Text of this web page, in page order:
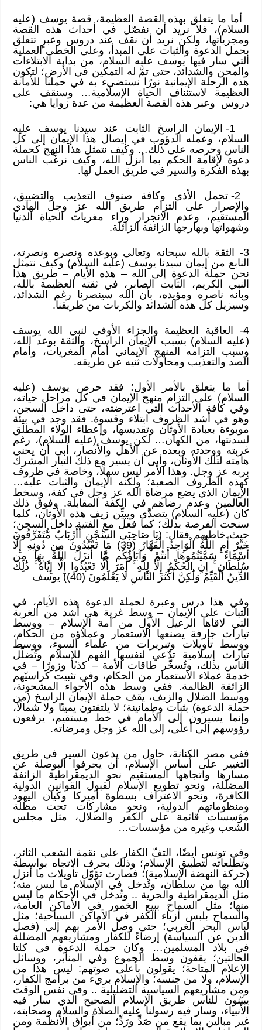
أما ما يتعلق بهذه القصة العظيمة، قصة يوسف (عليه
السلام)، فلا نريد أن نفصّل في أحداث هذه القصة
ومجرياتها، ولكن نريد أن نقف عند دروس وعبرٍ تتعلق
بحمل الدعوة والثبات على المبدأ، وعلى الخطى العملية
التي سار فيها يوسف عليه السلام، من بداية الابتلاءات
والمحن والشدائد، حتى تمَّ له التمكين في الأرض؛ لتكون
هذه الرحلة الإيمانية نورًا نستضيء به في حملنا للأمانة
العظيمة لاستئناف الحياة الإسلامية… وسنقف على
دروس وعبر هذه القصة العظيمة من عدة زوايا هي:
1- الإيمان الراسخ الثابت عند سيدنا يوسف عليه
السلام، وعمله الدؤوب في إيصال هذا الإيمان إلى كل
الناس وحرصه على ذلك… وكيف نتمثل هذا النهج كحملة
دعوة لإقامة الحكم بما أنزل الله، وكيف نرغِّب الناس
بهذه الفكرة والسير في طريق العمل لها.
2- تحمل الأذى وكافة صنوف التعذيب والتضييق،
والإصرار على التزام طريق الله عز وجل الهادي
المستقيم، وعدم الانجرار وراء مغريات الحياة الدنيا
وشهواتها وبهارجها الزائفة الزائلة.
3- الثقة بالله سبحانه وتعالى وبوعده ونصره ونصرته،
النابع من إيمان سيدنا يوسف (عليه السلام) وكيف نتمثل
نحن حملة الدعوة إلى الله – هذه الأيام – طريق هذا
النبي الكريم، الثابت الصابر، في ثقته العظيمة بالله،
وبأنه ناصره ومؤيده، بأن الله سينصرنا رغم الشدائد،
وسيزيل كل هذه الشدائد والكربات من طريقنا.
4- العاقبة العظيمة والجزاء الأوفى لنبي الله يوسف
(عليه السلام) بسبب الإيمان الراسخ، والثقة بوعد الله،
وسبب التزامه المنهج الإيماني أمام المغريات، وأمام
الصد والتعذيب ومحاولات ثنيه عن طريقه.
أما ما يتعلق بالأمر الأول؛ فقد حرص يوسف (عليه
السلام) على التزام منهج الإيمان في كل مراحل حياته،
وفي كافة الأحداث التي اعترضته، حتى داخل السجن،
وهو في أشد الظروف ابتلاء وقسوة. فقد وجد في بيئة
موبوءة بعبادة الأوثان وتقديسها، وإعطاء الولاء المطلق
لسدنتها، من الكهان… لكن يوسف (عليه السلام)، رغم
غربته ووحدته وبعده عن الأهل والأنصار، أبى أن يحني
هامته لتلك الأوثان، وأبى أن يسير مع ذلك التيار المشرك
بربه عز وجل. وهذا الأمر ليس سهلًا، وخاصة في ظروف
كهذه الظروف الصعبة؛ ولكنه الإيمان والثبات عليه…
الإيمان الذي يضع مرضاة الله عز وجل في كفة، وسخط
العالمين وعدم رضاهم في الكفة المقابلة. وفوق ذلك
كان (عليه السلام) يتصدَّى ويبيِّن زيف هذه الأوثان، كلما
سنحت الفرصة بذلك؛ كما فعل مع الفتية داخل السجن؛
حيث خاطبهم فقال: (يَا صَاحِبَيِ السِّجْنِ أَأَرْبَابٌ مُّتَفَرِّقُونَ
خَيْرٌ أَمِ اللَّهُ الْوَاحِدُ الْقَهَّارُ (39) مَا تَعْبُدُونَ مِن دُونِهِ إِلَّا
أَسْمَاءً سَمَّيْتُمُوهَا أَنتُمْ وَآبَاؤُكُم مَّا أَنزَلَ اللَّهُ بِهَا مِن
سُلْطَانٍ ۚ إِنِ الْحُكْمُ إِلَّا لِلَّهِ ۚ أَمَرَ أَلَّا تَعْبُدُوا إِلَّا إِيَّاهُ ۚ ذَٰلِكَ
الدِّينُ الْقَيِّمُ وَلَٰكِنَّ أَكْثَرَ النَّاسِ لَا يَعْلَمُونَ (40)) يوسف
وفي هذا درس وعبرة لحملة الدعوة هذه الأيام، في
الثبات على الإيمان – وسط غربة هي أشد من الغربة
التي لاقاها الرعيل الأول من أمة الإسلام – ووسط
تيارات جارفة يصنعها الاستعمار وعملاؤه من الحكام،
ووسط تأويلات وتبريرات من علماء السوء، ووسط
تيارات إسلامية تدّعي لنفسها الفهم للإسلام وتُضلّل
الناس بذلك، وتُسخّر طاقات الأمة – كذبًا وزورًا – في
خدمة عملاء الاستعمار من الحكام، وفي تثبيت كراسيّهم
الزائفة الظالمة. ففي وسط هذه الأجواء المشحونة،
ووسط الضلال والزيف، يقف حملة الإيمان الراسخ (من
حملة الدعوة) بثبات وطمأنينة؛ لا يلتفتون يمينًا ولا شمالًا،
وإنما يسيرون إلى الأمام في خط مستقيم، يرفعون
رؤوسهم إلى أعلى، إلى الله عز وجل ومرضاته.
ففي مصر الكنانة، حاول من يدعون السير في طريق
التغيير على أساس الإسلام، أن يحرفوا البوصلة عن
مسارها واتجاهها المستقيم نحو الديمقراطية الزائفة
المضللة، ونحو تطويع الإسلام لقبول القوانين الدولية
الكافرة، ونحو الاعتراف بسطوة أميركا وكيان اليهود
ومنظوماتهم الدولية، ونحو مشاركات تحت مظلة
مؤسسات قائمة على الكفر والضلال، مثل مجلس
الشعب وغيره من مؤسسات…
وفي تونس أيضًا، التفّ الكفار على نقمة الشعب الثائر،
وتطلعاته لتطبيق الإسلام؛ وذلك بحرف الاتجاه بواسطة
(حركة النهضة الإسلامية)؛ فصارت تؤوّل تأويلات ما أنزل
الله بها من سلطان، وتُدخل في الإسلام ما ليس منه؛
مثل الديمقراطية والحرية .. وتُدخل في الأحكام ما ليس
منها؛ مثل السماح ببيع الخمور في الأماكن العامة،
والسماح بلبس أزياء الكفر في الأماكن السياحية؛ مثل
لباس البحر الغربي؛ حتى وصل الأمر بهم إلى (فصل
الدين عن السياسة) إرضاءً للكفار ومشاريعهم المضللة
في بلاد المسلمين… وكان حملة الدعوة في كلتا
الحالتين؛ يقفون وسط الجموع وفي المنابر، ووسائل
الإعلام المتاحة؛ يقولون بأعلى صوتهم: ليس هذا من
الإسلام، ولا من جنسه؛ والإسلام بريء من برامج الكفار،
ومن مشاريعهم السياسية التضليلية .. وفي نفس الوقت
يبيّنون للناس طريق الإسلام الصحيح الذي سار فيه
الأنبياء، وسار فيه رسولنا عليه الصلاة والسلام وصحابته،
غير مبالين بما يقع من صَدٍّ ورَدٍّ؛ من أبواق الأنظمة ومن